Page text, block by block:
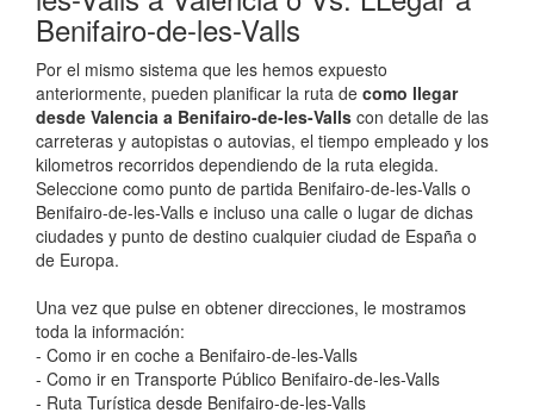
Benifairo-de-les-Valls
Por el mismo sistema que les hemos expuesto
anteriormente, pueden planificar la ruta de como llegar
desde Valencia a Benifairo-de-les-Valls con detalle de las
carreteras y autopistas o autovias, el tiempo empleado y los
kilometros recorridos dependiendo de la ruta elegida.
Seleccione como punto de partida Benifairo-de-les-Valls o
Benifairo-de-les-Valls e incluso una calle o lugar de dichas
ciudades y punto de destino cualquier ciudad de España o
de Europa.
Una vez que pulse en obtener direcciones, le mostramos
toda la información:
- Como ir en coche a Benifairo-de-les-Valls
- Como ir en Transporte Público Benifairo-de-les-Valls
- Ruta Turística desde Benifairo-de-les-Valls